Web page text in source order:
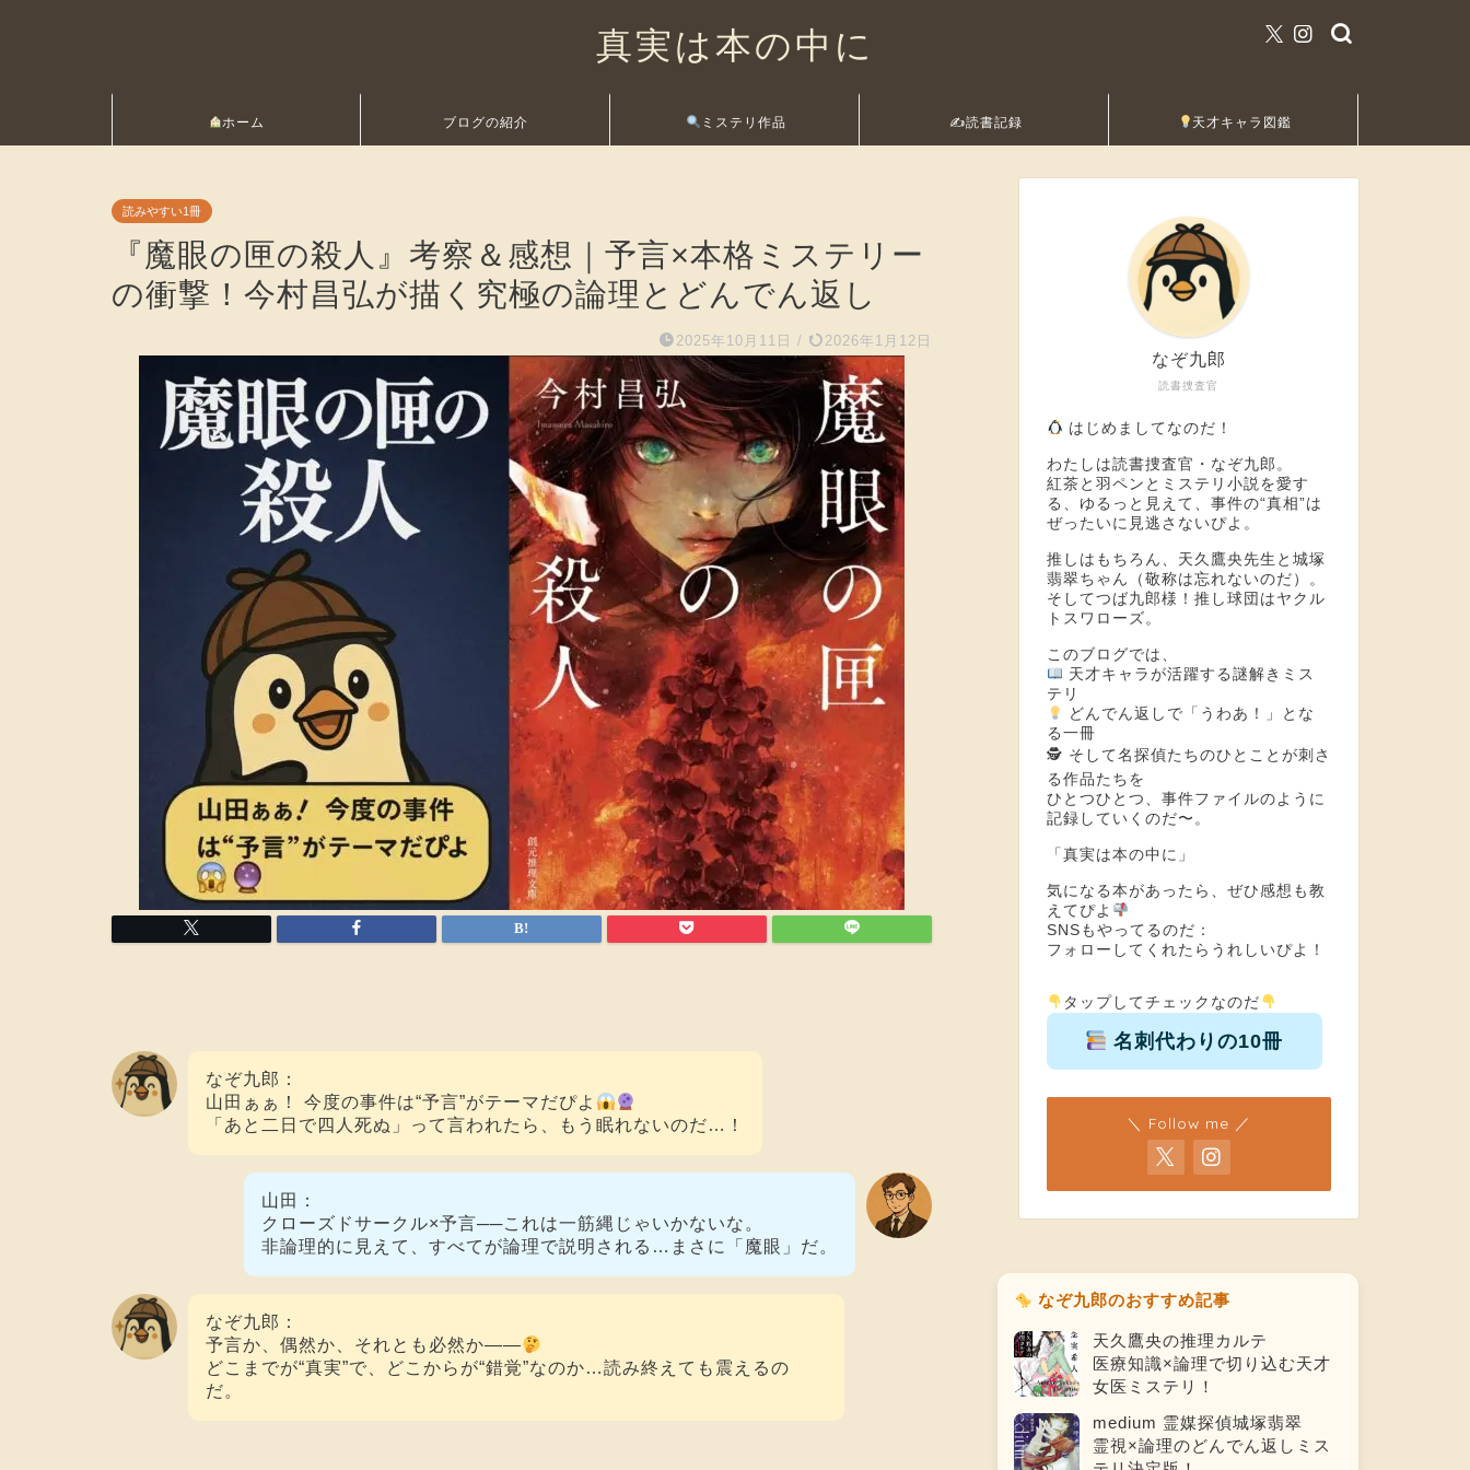
真実は本の中に
ホーム ブログの紹介 ミステリ作品 ✍️読書記録 天才キャラ図鑑
読みやすい1冊
『魔眼の匣の殺人』考察＆感想｜予言×本格ミステリー
の衝撃！今村昌弘が描く究極の論理とどんでん返し
2025年10月11日 / 2026年1月12日
なぞ九郎：
山田ぁぁ！ 今度の事件は“予言”がテーマだぴよ
「あと二日で四人死ぬ」って言われたら、もう眠れないのだ…！
山田：
クローズドサークル×予言──これは一筋縄じゃいかないな。
非論理的に見えて、すべてが論理で説明される…まさに「魔眼」だ。
なぞ九郎：
予言か、偶然か、それとも必然か――
どこまでが“真実”で、どこからが“錯覚”なのか…読み終えても震えるの
だ。
読書捜査官
なぞ九郎
はじめましてなのだ！
わたしは読書捜査官・なぞ九郎。
紅茶と羽ペンとミステリ小説を愛す
る、ゆるっと見えて、事件の“真相”は
ぜったいに見逃さないぴよ。
推しはもちろん、天久鷹央先生と城塚
翡翠ちゃん（敬称は忘れないのだ）。
そしてつば九郎様！推し球団はヤクル
トスワローズ。
このブログでは、
天才キャラが活躍する謎解きミス
テリ
どんでん返しで「うわあ！」とな
る一冊
🕵️ そして名探偵たちのひとことが刺さ
る作品たちを
ひとつひとつ、事件ファイルのように
記録していくのだ〜。
「真実は本の中に」
気になる本があったら、ぜひ感想も教
えてぴよ
SNSもやってるのだ：
フォローしてくれたらうれしいぴよ！
タップしてチェックなのだ
名刺代わりの10冊
＼ Follow me ／
なぞ九郎のおすすめ記事
天久鷹央の推理カルテ
医療知識×論理で切り込む天才
女医ミステリ！
medium 霊媒探偵城塚翡翠
霊視×論理のどんでん返しミス